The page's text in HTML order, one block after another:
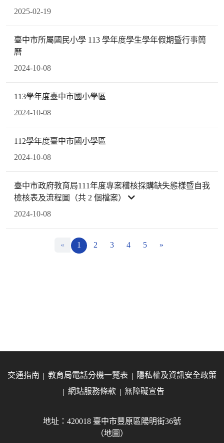
2025-02-19
臺中市所屬國民小學 113 學年度學生學年假期暨行事簡
曆
2024-10-08
113學年度臺中市國小學區
2024-10-08
112學年度臺中市國小學區
2024-10-08
臺中市政府教育局111年度專案稽核採購缺失態樣暨自我
檢核表及流程圖（共 2 個檔案）
2024-10-08
« 1 2 3 4 5 »
交通指南 教育局電話分機一覽表
隱私權及資訊安全政策
網站服務條款
無障礙宣告
地址：420018 臺中市豐原區陽明街36號
（地圖）